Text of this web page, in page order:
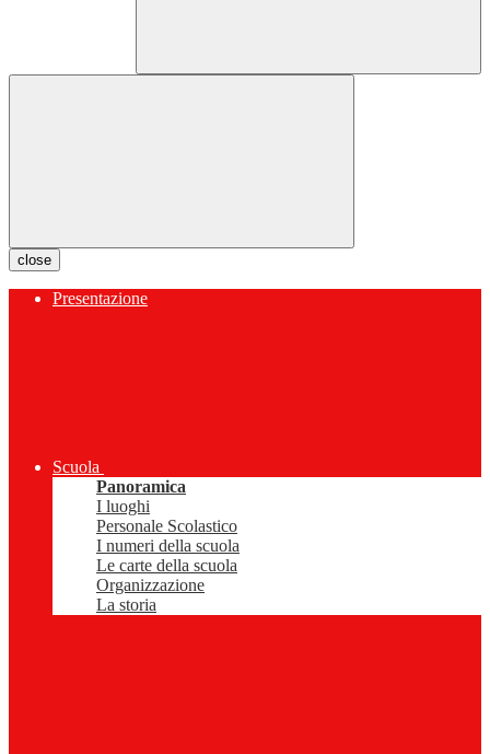
close
Presentazione
Scuola
Panoramica
I luoghi
Personale Scolastico
I numeri della scuola
Le carte della scuola
Organizzazione
La storia